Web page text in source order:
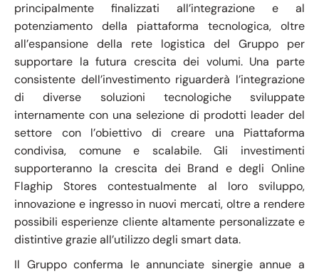
principalmente finalizzati all’integrazione e al
potenziamento della piattaforma tecnologica, oltre
all’espansione della rete logistica del Gruppo per
supportare la futura crescita dei volumi. Una parte
consistente dell’investimento riguarderà l’integrazione
di diverse soluzioni tecnologiche sviluppate
internamente con una selezione di prodotti leader del
settore con l’obiettivo di creare una Piattaforma
condivisa, comune e scalabile. Gli investimenti
supporteranno la crescita dei Brand e degli Online
Flaghip Stores contestualmente al loro sviluppo,
innovazione e ingresso in nuovi mercati, oltre a rendere
possibili esperienze cliente altamente personalizzate e
distintive grazie all’utilizzo degli smart data.
Il Gruppo conferma le annunciate sinergie annue a